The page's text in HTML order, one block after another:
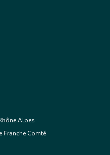
Alpes
Franche Comté